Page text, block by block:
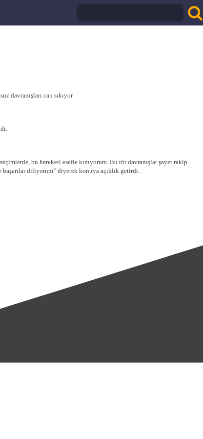
davranışları can sıkıyor.
bu hareketi esefle kınıyorum. Bu tür davranışlar şayet rakip
diliyorum’’ diyerek konuya açıklık getirdi.